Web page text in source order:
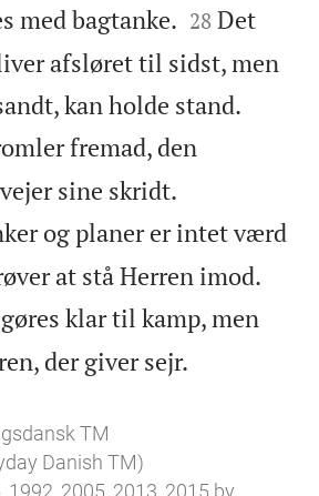
med bagtanke. 

28 Det
afsløret til sidst, men
kan holde stand.
fremad, den
sine skridt.
og planer er intet værd
at stå Herren imod.
klar til kamp, men
der giver sejr.
TM
Danish TM)
2005, 2013, 2015 by